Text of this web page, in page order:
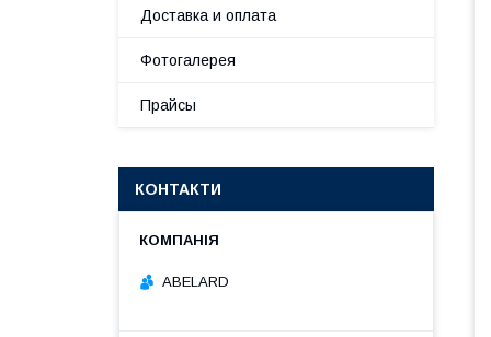
Доставка и оплата
Фотогалерея
Прайсы
КОНТАКТИ
ABELARD